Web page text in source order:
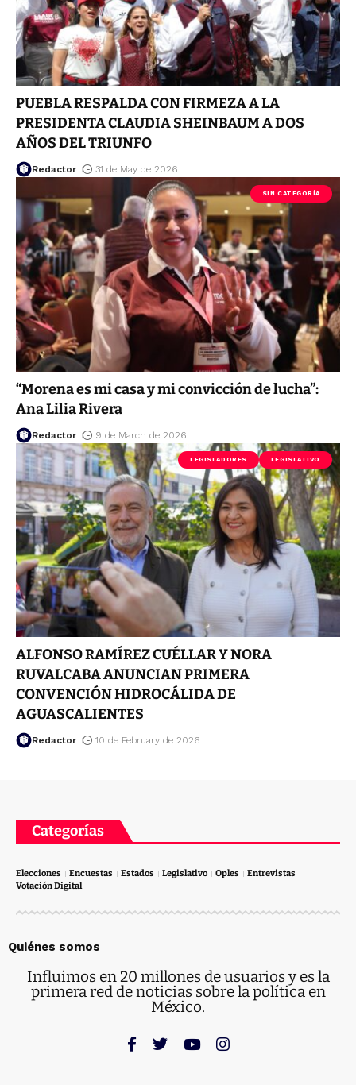
PUEBLA RESPALDA CON FIRMEZA A LA
PRESIDENTA CLAUDIA SHEINBAUM A DOS
AÑOS DEL TRIUNFO
Redactor 31 de May de 2026
SIN CATEGORÍA
“Morena es mi casa y mi convicción de lucha”:
Ana Lilia Rivera
Redactor 9 de March de 2026
LEGISLADORES LEGISLATIVO
ALFONSO RAMÍREZ CUÉLLAR Y NORA
RUVALCABA ANUNCIAN PRIMERA
CONVENCIÓN HIDROCÁLIDA DE
AGUASCALIENTES
Redactor 10 de February de 2026
Categorías
Elecciones Encuestas Estados Legislativo Oples
Entrevistas
Votación Digital
Quiénes somos
Influimos en 20 millones de usuarios y es la
primera red de noticias sobre la política en
México.